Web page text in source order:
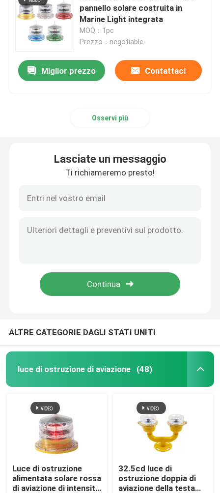
Circa noi
pannello solare costruita in
Marine Light integrata
MOQ：1pc
Prezzo：negotiable
Miglior prezzo Contattaci
Osservi più
Lasciate un messaggio
Ti richiameremo presto!
ALTRE CATEGORIE DAGLI STATI UNITI
luce di ostruzione di aviazione (48)
Luce di ostruzione
alimentata solare rossa
di aviazione di intensità
32.5cd luce di
ostruzione doppia di
aviazione della testa